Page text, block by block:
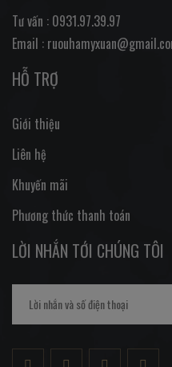
Tư vấn : 0931.97.39.97
Email :
HỖ TRỢ
Giới thiệu
Liên hệ
Khuyến mãi
Phương thức thanh toán
LỜI NHẮN TỚI CHÚNG TÔI